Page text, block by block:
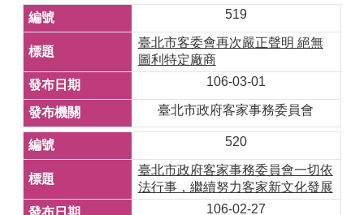
519
臺北市客委會再次嚴正聲明 絕無
圖利特定廠商
106-03-01
臺北市政府客家事務委員會
520
臺北市政府客家事務委員會一切依
法行事，繼續努力客家新文化發展
106-02-27